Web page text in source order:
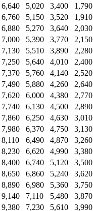
6,640 5,020 3,400
1,790
6,760 5,150 3,520
1,910
6,880 5,270 3,640
2,030
7,000 5,390 3,770
2,150
7,130 5,510 3,890
2,280
7,250 5,640 4,010
2,400
7,370 5,760 4,140
2,520
7,490 5,880 4,260
2,640
7,620 6,000 4,380
2,770
7,740 6,130 4,500
2,890
7,860 6,250 4,630
3,010
7,980 6,370 4,750
3,130
8,110 6,490 4,870
3,260
8,230 6,620 4,990
3,380
8,400 6,740 5,120
3,500
8,650 6,860 5,240
3,620
8,890 6,980 5,360
3,750
9,140 7,110 5,480
3,870
9,380 7,230 5,610
3,990